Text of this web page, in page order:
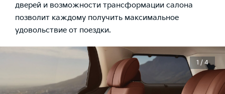
дверей и возможности трансформации салона
позволит каждому получить максимальное
удовольствие от поездки.
1 / 4